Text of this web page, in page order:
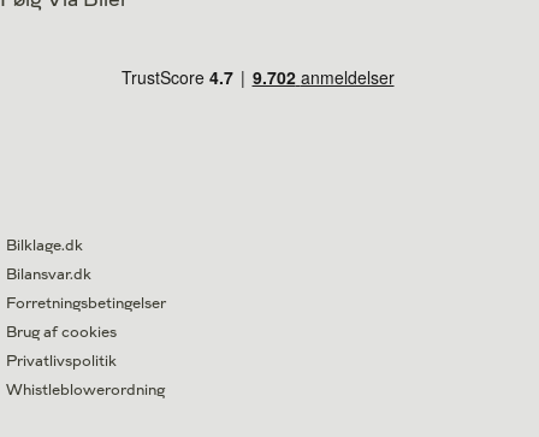
Bilklage.dk
Bilansvar.dk
Forretningsbetingelser
Brug af cookies
Privatlivspolitik
Whistleblowerordning